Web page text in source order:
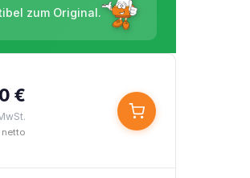
zum Original.
€
netto